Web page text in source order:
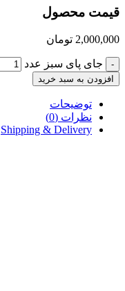
قیمت محصول
2,000,000 تومان
- جای پای سبز عدد
افزودن به سبد خرید
توضیحات
نظرات (0)
Shipping & Delivery